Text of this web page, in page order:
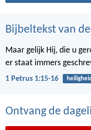
Bijbeltekst van
Maar gelijk Hij, die u
er staat immers
1 Petrus 1:15-16 heiligheid
Ontvang de